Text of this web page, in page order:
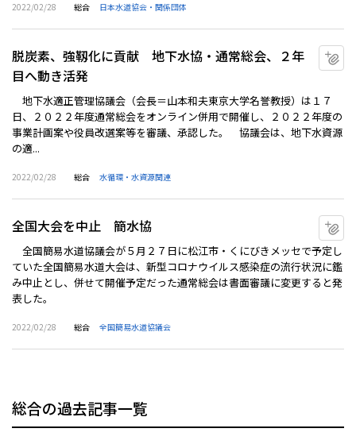
2022/02/28 総合 日本水道協会・関係団体
脱炭素、強靱化に貢献 地下水協・通常総会、２年
目へ動き活発
地下水適正管理協議会（会長＝山本和夫東京大学名誉教授）は１７
日、２０２２年度通常総会をオンライン併用で開催し、２０２２年度の
事業計画案や役員改選案等を審議、承認した。 協議会は、地下水資源
の適...
2022/02/28 総合 水循環・水資源関連
全国大会を中止 簡水協
全国簡易水道協議会が５月２７日に松江市・くにびきメッセで予定し
ていた全国簡易水道大会は、新型コロナウイルス感染症の流行状況に鑑
み中止とし、併せて開催予定だった通常総会は書面審議に変更すると発
表した。
2022/02/28 総合 全国簡易水道協議会
総合の過去記事一覧